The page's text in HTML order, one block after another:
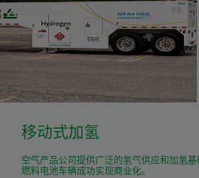
移动式加氢
空气产品公司提供广泛的氢气供应和加氢
燃料电池车辆成功实现商业化。